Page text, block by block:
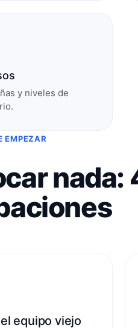
y niveles de
EMPEZAR
nada:
equipo viejo